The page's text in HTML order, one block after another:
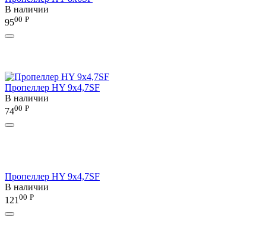
В наличии
9500 Р
Пропеллер HY 9х4,7SF
В наличии
7400 Р
Пропеллер HY 9х4,7SF
В наличии
121 00 Р